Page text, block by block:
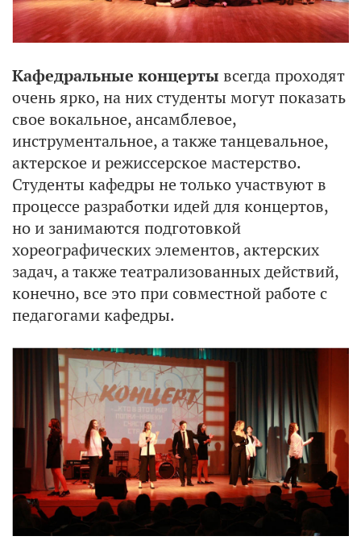
Кафедральные концерты всегда проходят
очень ярко, на них студенты могут показать
свое вокальное, ансамблевое,
инструментальное, а также танцевальное,
актерское и режиссерское мастерство.
Студенты кафедры не только участвуют в
процессе разработки идей для концертов,
но и занимаются подготовкой
хореографических элементов, актерских
задач, а также театрализованных действий,
конечно, все это при совместной работе с
педагогами кафедры.